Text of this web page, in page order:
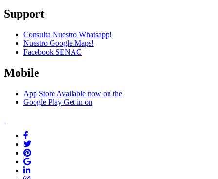
Support
Consulta Nuestro Whatsapp!
Nuestro Google Maps!
Facebook SENAC
Mobile
App Store Available now on the
Google Play Get in on